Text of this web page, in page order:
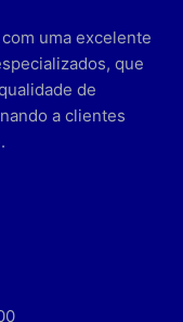
uma excelente
que
de
a clientes